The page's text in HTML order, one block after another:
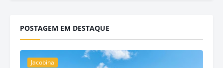
POSTAGEM EM DESTAQUE
Jacobina